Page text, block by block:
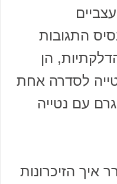
התגובות
הן
לסדרה אחת
עם נטייה
איך הזיכרונות